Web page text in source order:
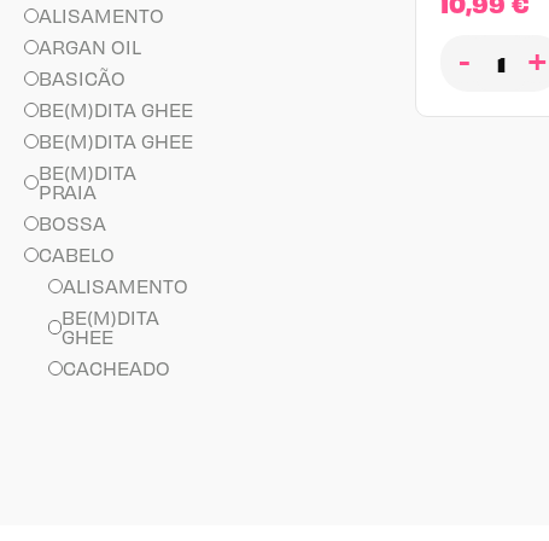
ALISAMENTO
ARGAN OIL
BASICÃO
BE(M)DITA GHEE
BE(M)DITA GHEE
BE(M)DITA
PRAIA
BOSSA
CABELO
ALISAMENTO
BE(M)DITA
GHEE
CACHEADO
- +